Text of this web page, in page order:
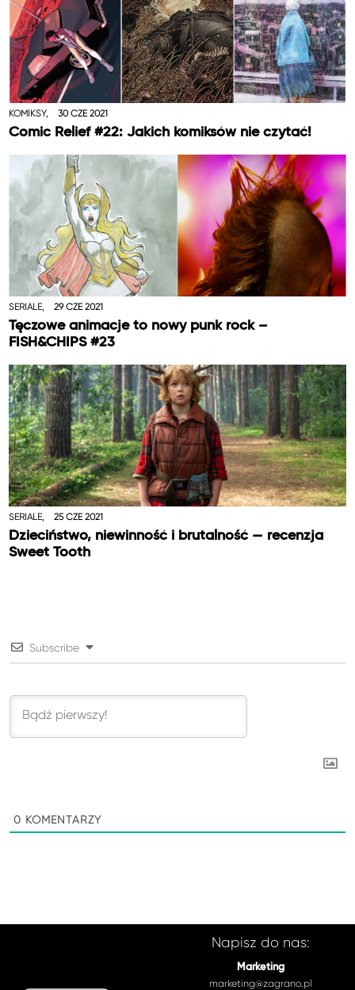
KOMIKSY, 30 CZE 2021
Comic Relief #22: Jakich komiksów nie czytać!
SERIALE, 29 CZE 2021
Tęczowe animacje to nowy punk rock –
FISH&CHIPS #23
SERIALE, 25 CZE 2021
Dzieciństwo, niewinność i brutalność — recenzja
Sweet Tooth
Subscribe
0 KOMENTARZY
Napisz do nas:
Marketing
marketing@zagrano.pl